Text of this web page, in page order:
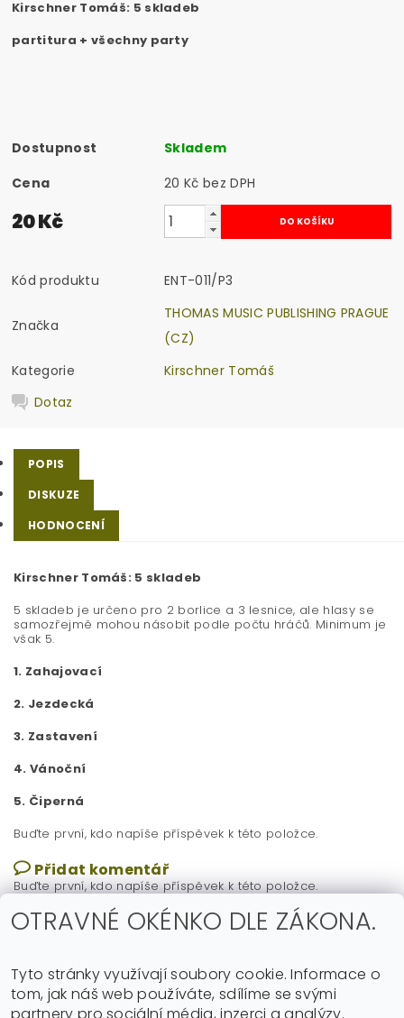
Kirschner Tomáš: 5 skladeb
partitura + všechny party
Dostupnost
Skladem
Cena
20 Kč bez DPH
20 Kč
Kód produktu ENT-011/P3
Značka
THOMAS MUSIC PUBLISHING PRAGUE
(CZ)
Kategorie
Kirschner Tomáš
Dotaz
POPIS
DISKUZE
HODNOCENÍ
Kirschner Tomáš: 5 skladeb
5 skladeb je určeno pro 2 borlice a 3 lesnice, ale hlasy se
samozřejmě mohou násobit podle počtu hráčů. Minimum je
však 5.
1. Zahajovací
2. Jezdecká
3. Zastavení
4. Vánoční
5. Čiperná
Buďte první, kdo napíše příspěvek k této položce.
Přidat komentář
Buďte první, kdo napíše příspěvek k této položce.
Přidat hodnocení
OTRAVNÉ OKÉNKO DLE ZÁKONA.
Tyto stránky využívají soubory cookie. Informace o
tom, jak náš web používáte, sdílíme se svými